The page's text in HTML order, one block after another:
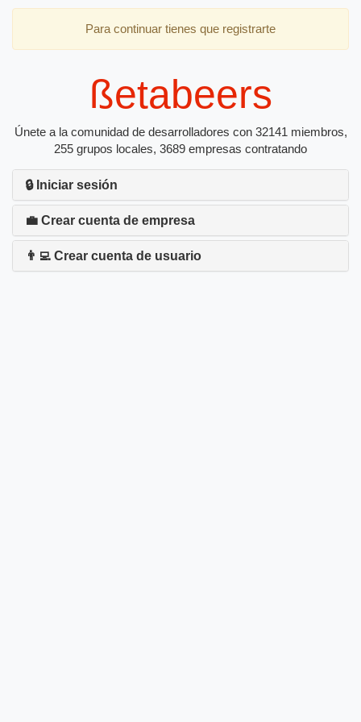
Para continuar tienes que registrarte
ßetabeers
Únete a la comunidad de desarrolladores con 32141 miembros,
255 grupos locales, 3689 empresas contratando
🔒 Iniciar sesión
💼 Crear cuenta de empresa
👨‍💻 Crear cuenta de usuario